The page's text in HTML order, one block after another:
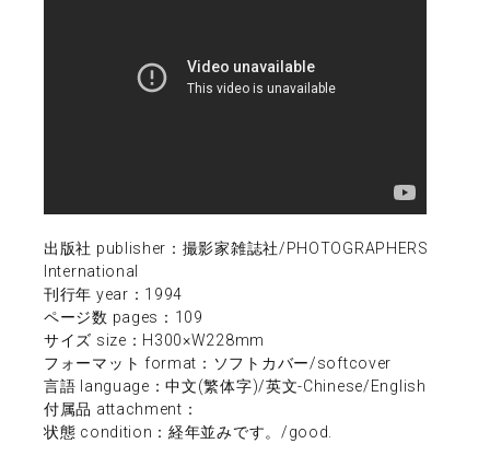
出版社 publisher：撮影家雑誌社/PHOTOGRAPHERS
International
刊行年 year：1994
ページ数 pages：109
サイズ size：H300×W228mm
フォーマット format：ソフトカバー/softcover
言語 language：中文(繁体字)/英文-Chinese/English
付属品 attachment：
状態 condition：経年並みです。/good.